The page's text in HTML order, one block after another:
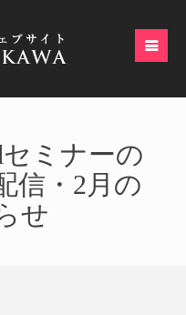
セミナーの
信・2月の
せ